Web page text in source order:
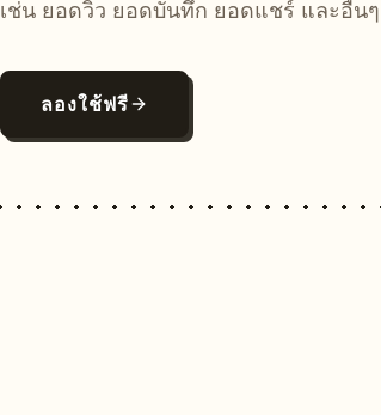
เช่น ยอดวิว ยอดบันทึก ยอดแชร์ และอื่นๆ
ลองใช้ฟรี